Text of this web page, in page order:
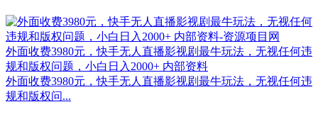
外面收费3980元，快手无人直播影视剧最牛玩法，无视任何违
规和版权问题，小白日入2000+ 内部资料
外面收费3980元，快手无人直播影视剧最牛玩法，无视任何违
规和版权问...